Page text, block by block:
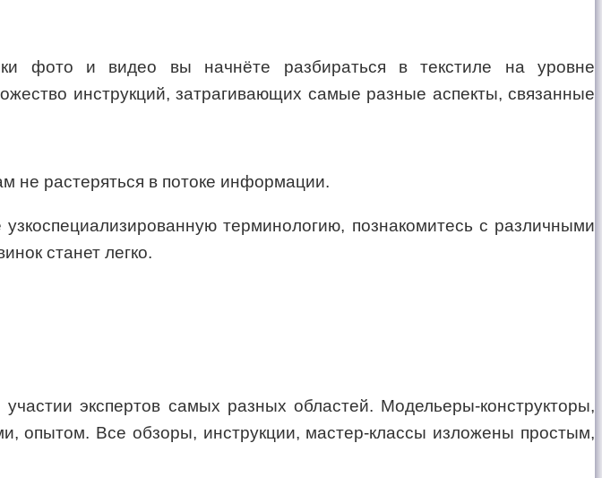
фото и видео вы начнёте разбираться в текстиле на уровне
инструкций, затрагивающих самые разные аспекты, связанные
не растеряться в потоке информации.
терминологию, познакомитесь с различными
станет легко.
экспертов самых разных областей. Модельеры-конструкторы,
опытом. Все обзоры, инструкции, мастер-классы изложены простым,